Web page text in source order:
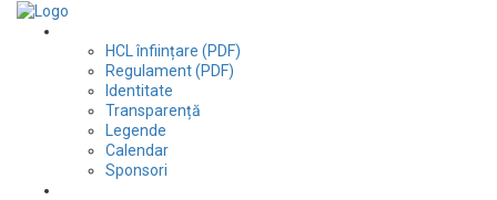
HCL înființare (PDF)
Regulament (PDF)
Identitate
Transparență
Legende
Calendar
Sponsori